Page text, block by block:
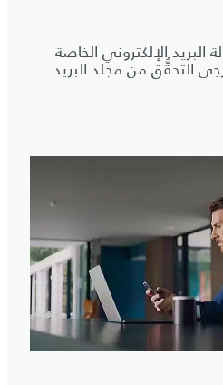
الإلكتروني الخاصة
التحقُّق من مجلد البريد